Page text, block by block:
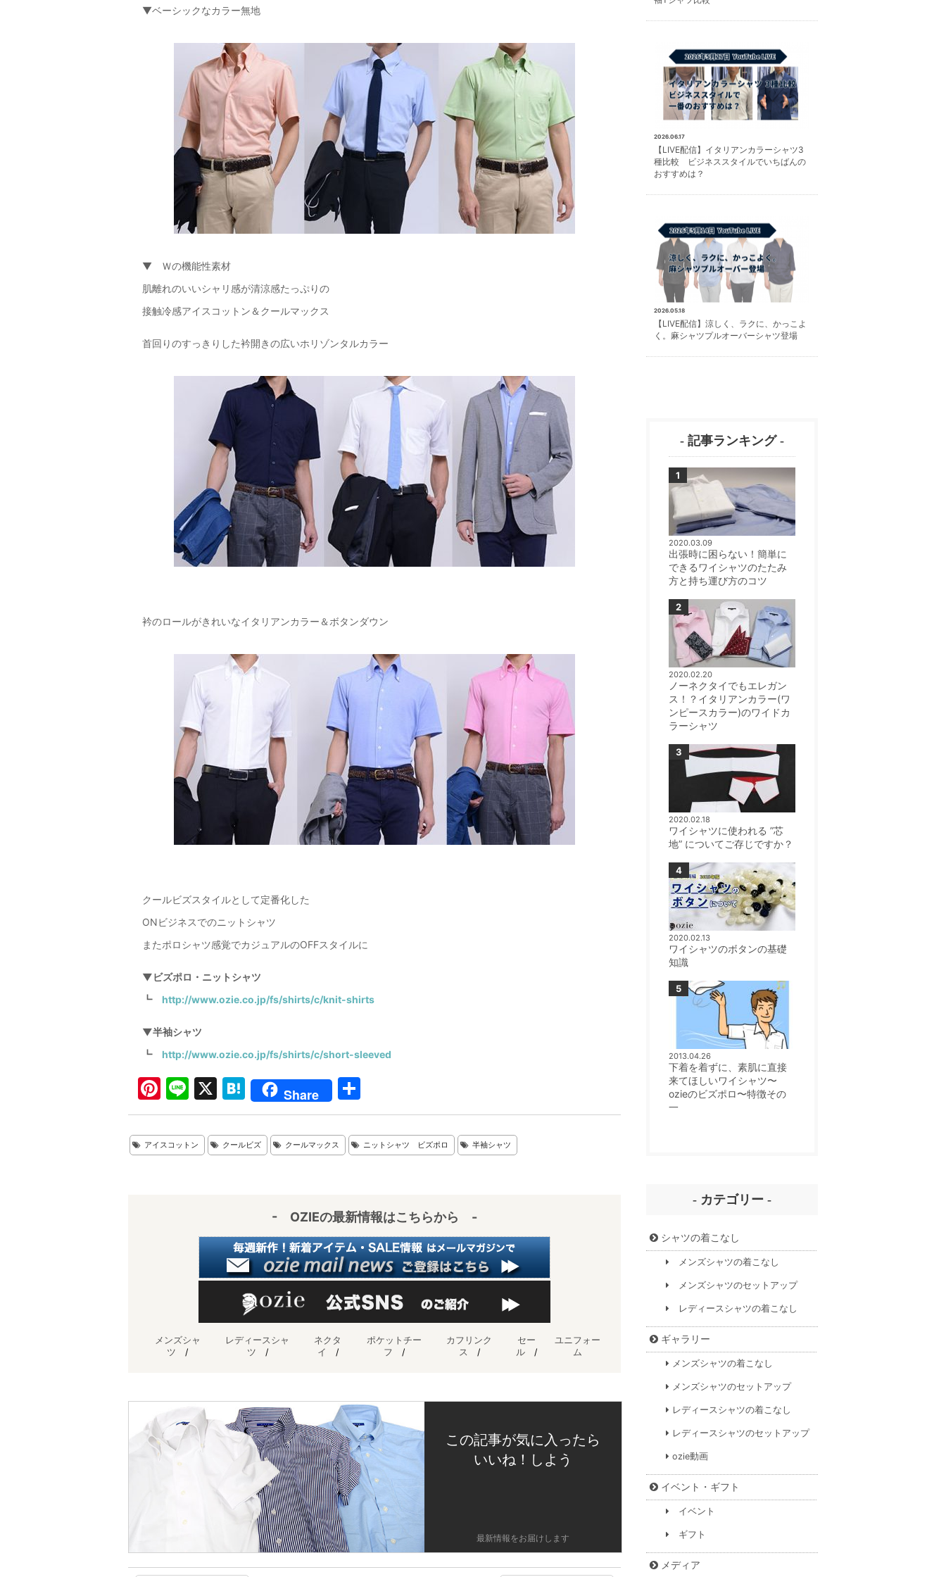
▼ベーシックなカラー無地
▼ Ｗの機能性素材
肌離れのいいシャリ感が清涼感たっぷりの
接触冷感アイスコットン＆クールマックス
首回りのすっきりした衿開きの広いホリゾンタルカラー
衿のロールがきれいなイタリアンカラー＆ボタンダウン
クールビズスタイルとして定番化した
ONビジネスでのニットシャツ
またポロシャツ感覚でカジュアルのOFFスタイルに
▼ビズポロ・ニットシャツ
┗ http://www.ozie.co.jp/fs/shirts/c/knit-shirts
▼半袖シャツ
┗ http://www.ozie.co.jp/fs/shirts/c/short-sleeved
Pi
nt
er
e
Li
n
e
X
H
at
e
n
Share
有
アイスコットン クールビズ クールマックス ニットシャツ ビズポロ 半袖シャツ
- OZIEの最新情報はこちらから -
メンズシャ
ツ /
レディースシャ
ツ /
ネクタ
イ
/
ポケットチー
フ /
カフリンク
ス /
セー
ル/
ユニフォー
ム
この記事が気に入ったら
いいね！しよう
最新情報をお届けします
2026.06.17
【LIVE配信】イタリアンカラーシャツ3
種比較 ビジネススタイルでいちばんの
おすすめは？
2026.05.18
【LIVE配信】涼しく、ラクに、かっこよ
く。麻シャツプルオーバーシャツ登場
- 記事ランキング -
2020.03.09
出張時に困らない！簡単に
できるワイシャツのたたみ
方と持ち運び方のコツ
2020.02.20
ノーネクタイでもエレガン
ス！？イタリアンカラー(ワ
ンピースカラー)のワイドカ
ラーシャツ
2020.02.18
ワイシャツに使われる ”芯
地” についてご存じですか？
2020.02.13
ワイシャツのボタンの基礎
知識
2013.04.26
下着を着ずに、素肌に直接
来てほしいワイシャツ〜
ozieのビズポロ〜特徴その
一
- カテゴリー -
シャツの着こなし
メンズシャツの着こなし
メンズシャツのセットアップ
レディースシャツの着こなし
ギャラリー
メンズシャツの着こなし
メンズシャツのセットアップ
レディースシャツの着こなし
レディースシャツのセットアップ
ozie動画
イベント・ギフト
イベント
ギフト
メディア